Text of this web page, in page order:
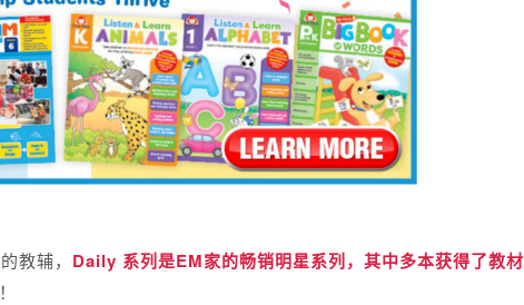
教辅， Daily 系列是EM家的畅销明星系列， 其中多本获得了教材